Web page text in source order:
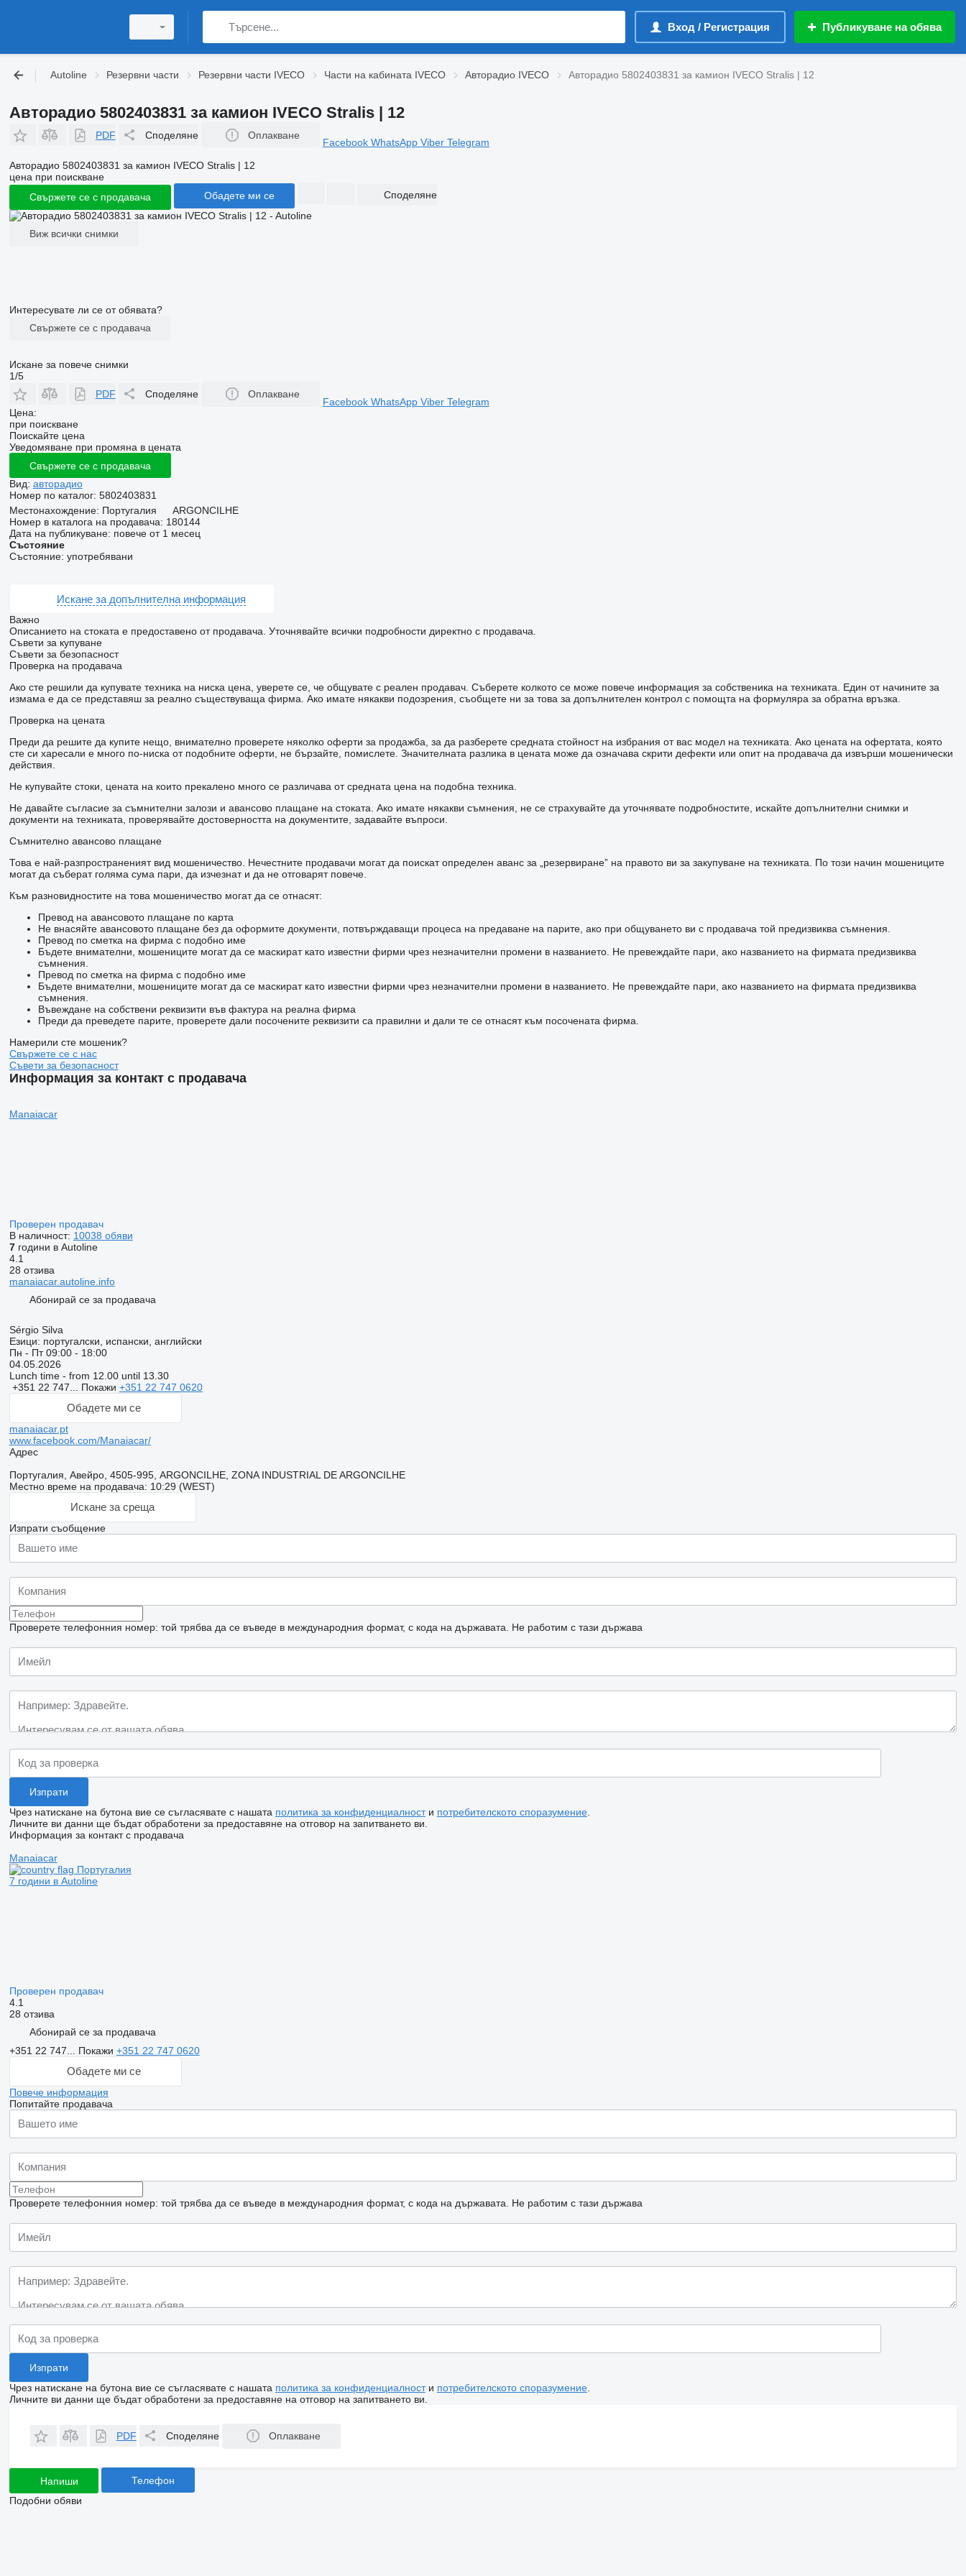
Вход / Регистрация Публикуване на обява
Autoline Резервни части Резервни части IVECO Части на кабината IVECO Авторадио IVECO Авторадио 5802403831 за камион IVECO Stralis | 12
Авторадио 5802403831 за камион IVECO Stralis | 12
PDF Споделяне Оплакване
Facebook WhatsApp Viber Telegram
Авторадио 5802403831 за камион IVECO Stralis | 12
цена при поискване
Свържете се с продавача
Обадете ми се Споделяне
Виж всички снимки
Интересувате ли се от обявата?
Свържете се с продавача
Искане за повече снимки
1/5
PDF
Споделяне Оплакване
Facebook WhatsApp Viber Telegram
Цена:
при поискване
Поискайте цена
Уведомяване при промяна в цената
Свържете се с продавача
Вид: авторадио
Номер по каталог: 5802403831
Местонахождение: Португалия
ARGONCILHE
Номер в каталога на продавача: 180144
Дата на публикуване: повече от 1 месец
Състояние
Състояние: употребявани
Искане за допълнителна информация
Важно
Описанието на стоката е предоставено от продавача. Уточнявайте всички подробности директно с продавача.
Съвети за купуване
Съвети за безопасност
Проверка на продавача
Ако сте решили да купувате техника на ниска цена, уверете се, че общувате с реален продавач. Съберете колкото се може повече информация за собственика на техниката. Един от начините за
измама е да се представяш за реално съществуваща фирма. Ако имате някакви подозрения, съобщете ни за това за допълнителен контрол с помощта на формуляра за обратна връзка.
Проверка на цената
Преди да решите да купите нещо, внимателно проверете няколко оферти за продажба, за да разберете средната стойност на избрания от вас модел на техниката. Ако цената на офертата, която
сте си харесали е много по-ниска от подобните оферти, не бързайте, помислете. Значителната разлика в цената може да означава скрити дефекти или опит на продавача да извърши мошенически
действия.
Не купувайте стоки, цената на които прекалено много се различава от средната цена на подобна техника.
Не давайте съгласие за съмнителни залози и авансово плащане на стоката. Ако имате някакви съмнения, не се страхувайте да уточнявате подробностите, искайте допълнителни снимки и
документи на техниката, проверявайте достоверността на документите, задавайте въпроси.
Съмнително авансово плащане
Това е най-разпространеният вид мошеничество. Нечестните продавачи могат да поискат определен аванс за „резервиране” на правото ви за закупуване на техниката. По този начин мошениците
могат да съберат голяма сума пари, да изчезнат и да не отговарят повече.
Към разновидностите на това мошеничество могат да се отнасят:
Превод на авансовото плащане по карта
Не внасяйте авансовото плащане без да оформите документи, потвърждаващи процеса на предаване на парите, ако при общуването ви с продавача той предизвиква съмнения.
Превод по сметка на фирма с подобно име
Бъдете внимателни, мошениците могат да се маскират като известни фирми чрез незначителни промени в названието. Не превеждайте пари, ако названието на фирмата предизвиква
съмнения.
Превод по сметка на фирма с подобно име
Бъдете внимателни, мошениците могат да се маскират като известни фирми чрез незначителни промени в названието. Не превеждайте пари, ако названието на фирмата предизвиква
съмнения.
Въвеждане на собствени реквизити във фактура на реална фирма
Преди да преведете парите, проверете дали посочените реквизити са правилни и дали те се отнасят към посочената фирма.
Намерили сте мошеник?
Свържете се с нас
Съвети за безопасност
Информация за контакт с продавача
Manaiacar
Проверен продавач
В наличност: 10038 обяви
7години в Autoline
4.1
28 отзива
manaiacar.autoline.info
Абонирай се за продавача
Sérgio Silva
Езици: португалски, испански, английски
Пн - Пт09:00 - 18:00
04.05.2026
Lunch time - from 12.00 until 13.30
+351 22 747... Покажи +351 22 747 0620
Обадете ми се
manaiacar.pt
www.facebook.com/Manaiacar/
Адрес
Португалия, Авейро, 4505-995, ARGONCILHE, ZONA INDUSTRIAL DE ARGONCILHE
Местно време на продавача: 10:29 (WEST)
Искане за среща
Изпрати съобщение
Проверете телефонния номер: той трябва да се въведе в международния формат, с кода на държавата. Не работим с тази държава
Чрез натискане на бутона вие се съгласявате с нашата политика за конфиденциалности потребителското споразумение.
Личните ви данни ще бъдат обработени за предоставяне на отговор на запитването ви.
Информация за контакт с продавача
Manaiacar
Португалия
7 години в Autoline
Проверен продавач
4.1
28 отзива
Абонирай се за продавача
+351 22 747... Покажи +351 22 747 0620
Обадете ми се
Повече информация
Попитайте продавача
Проверете телефонния номер: той трябва да се въведе в международния формат, с кода на държавата. Не работим с тази държава
Чрез натискане на бутона вие се съгласявате с нашата политика за конфиденциалности потребителското споразумение.
Личните ви данни ще бъдат обработени за предоставяне на отговор на запитването ви.
PDF Споделяне Оплакване
Напиши
Телефон
Подобни обяви